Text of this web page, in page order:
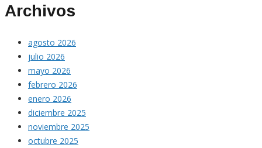
Archivos
agosto 2026
julio 2026
mayo 2026
febrero 2026
enero 2026
diciembre 2025
noviembre 2025
octubre 2025